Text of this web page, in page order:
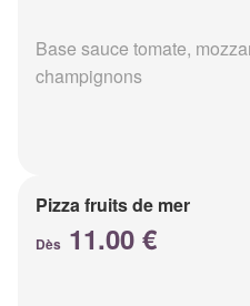
Base sauce tomate,
champignons
Pizza fruits de mer
Dès 11.00 €